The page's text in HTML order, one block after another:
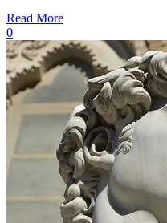
Read More
0